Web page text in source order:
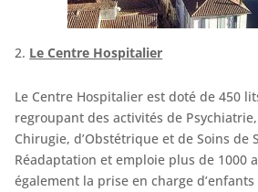
Le Centre Hospitalier
Le Centre Hospitalier est doté de 450
regroupant des activités de
Chirugie, d’Obstétrique et de Soins de
Réadaptation et emploie plus de 1000
également la prise en charge